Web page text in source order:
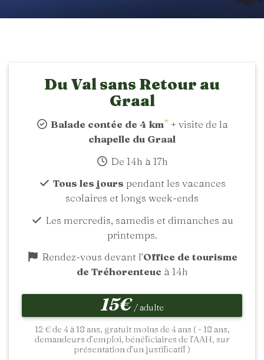
Du Val sans Retour au
Graal
Balade contée de 4 km* + visite de la
chapelle du Graal
De 14h à 17h
Tous les jours pendant les vacances
scolaires et longs week-ends
Les mercredis, samedis et dimanches au
printemps.
Rendez-vous devant l’Office de tourisme
de Tréhorenteuc à 14h
15€ / adulte
12 € de 4 à 18 ans, gratuit moins de 4 ans ( - 18 ans,
demandeurs d’emploi, bénéficiaires de l’AAH, sur
présentation d’un justificatif )